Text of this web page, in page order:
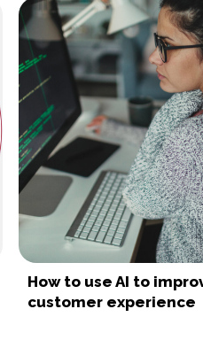
How to use AI to
customer experience